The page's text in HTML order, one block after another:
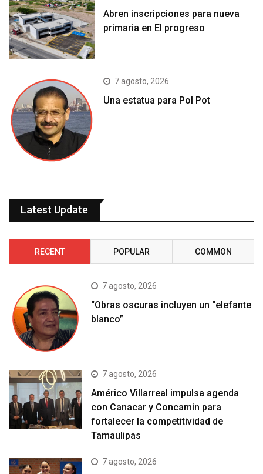
Abren inscripciones para nueva
primaria en El progreso
7 agosto, 2026
Una estatua para Pol Pot
Latest Update
RECENT POPULAR COMMON
7 agosto, 2026
“Obras oscuras incluyen un “elefante
blanco”
7 agosto, 2026
Américo Villarreal impulsa agenda
con Canacar y Concamin para
fortalecer la competitividad de
Tamaulipas
7 agosto, 2026